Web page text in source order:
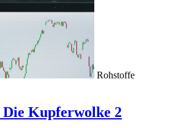
Rohstoffe
Kupferwolke 2